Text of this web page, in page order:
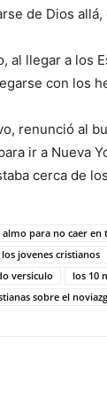
de Dios
al llegar a los
con los
renunció al
ir a Nueva
cerca de
almo para no caer en
jovenes cristianos
versiculo
los 10
sobre el